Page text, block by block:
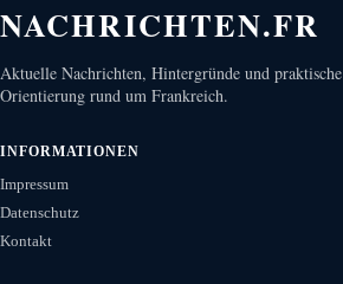
NACHRICHTEN.FR
Aktuelle Nachrichten, Hintergründe und praktische
Orientierung rund um Frankreich.
INFORMATIONEN
Impressum
Datenschutz
Kontakt